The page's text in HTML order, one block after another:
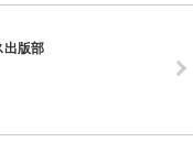
出版部